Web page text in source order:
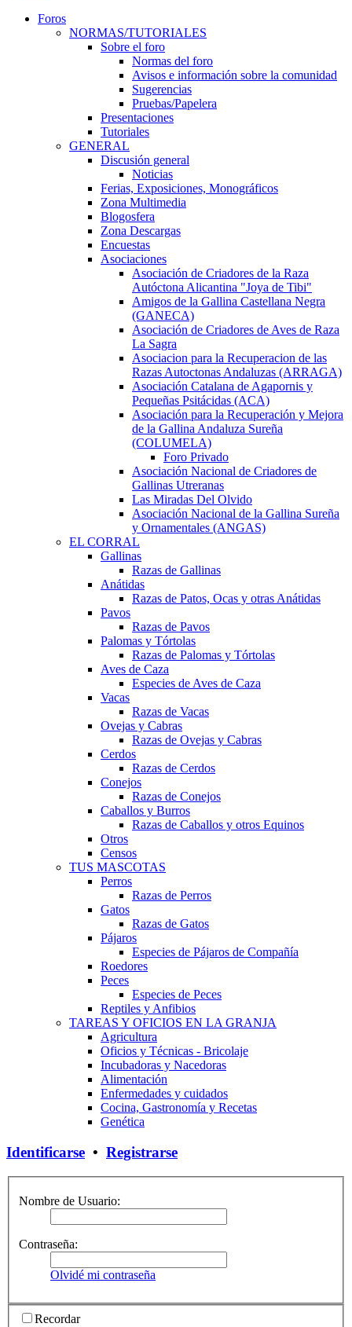
Foros
NORMAS/TUTORIALES
Sobre el foro
Normas del foro
Avisos e información sobre la comunidad
Sugerencias
Pruebas/Papelera
Presentaciones
Tutoriales
GENERAL
Discusión general
Noticias
Ferias, Exposiciones, Monográficos
Zona Multimedia
Blogosfera
Zona Descargas
Encuestas
Asociaciones
Asociación de Criadores de la Raza
Autóctona Alicantina "Joya de Tibi"
Amigos de la Gallina Castellana Negra
(GANECA)
Asociación de Criadores de Aves de Raza
La Sagra
Asociacion para la Recuperacion de las
Razas Autoctonas Andaluzas (ARRAGA)
Asociación Catalana de Agapornis y
Pequeñas Psitácidas (ACA)
Asociación para la Recuperación y Mejora
de la Gallina Andaluza Sureña
(COLUMELA)
Foro Privado
Asociación Nacional de Criadores de
Gallinas Utreranas
Las Miradas Del Olvido
Asociación Nacional de la Gallina Sureña
y Ornamentales (ANGAS)
EL CORRAL
Gallinas
Razas de Gallinas
Anátidas
Razas de Patos, Ocas y otras Anátidas
Pavos
Razas de Pavos
Palomas y Tórtolas
Razas de Palomas y Tórtolas
Aves de Caza
Especies de Aves de Caza
Vacas
Razas de Vacas
Ovejas y Cabras
Razas de Ovejas y Cabras
Cerdos
Razas de Cerdos
Conejos
Razas de Conejos
Caballos y Burros
Razas de Caballos y otros Equinos
Otros
Censos
TUS MASCOTAS
Perros
Razas de Perros
Gatos
Razas de Gatos
Pájaros
Especies de Pájaros de Compañía
Roedores
Peces
Especies de Peces
Reptiles y Anfibios
TAREAS Y OFICIOS EN LA GRANJA
Agricultura
Oficios y Técnicas - Bricolaje
Incubadoras y Nacedoras
Alimentación
Enfermedades y cuidados
Cocina, Gastronomía y Recetas
Genética
Identificarse • Registrarse
Nombre de Usuario:
Contraseña:
Olvidé mi contraseña
Recordar